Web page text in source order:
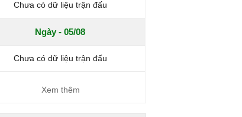
Chưa có dữ liệu trận đấu
Ngày - 05/08
Chưa có dữ liệu trận đấu
Xem thêm